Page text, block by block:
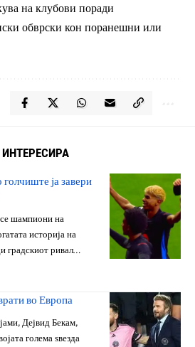
на клубови поради
обврски кон поранешни или
ја завери
шампиони на
историја на
градскиот ривал…
во Европа
Дејвид Бекам,
голема ѕвезда